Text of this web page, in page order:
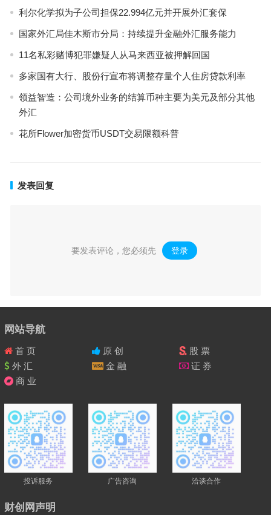
利尔化学拟为子公司担保22.994亿元并开展外汇套保
国家外汇局佳木斯市分局：持续提升金融外汇服务能力
11名私彩赌博犯罪嫌疑人从马来西亚被押解回国
多家国有大行、股份行宣布将调整存量个人住房贷款利率
领益智造：公司境外业务的结算币种主要为美元及部分其他
外汇
花所Flower加密货币USDT交易限额科普
发表回复
要发表评论，您必须先 登录 。
网站导航
首 页 原 创
股 票
外 汇
金 融
证 券
商 业
投诉服务 广告咨询 洽谈合作
财创网声明